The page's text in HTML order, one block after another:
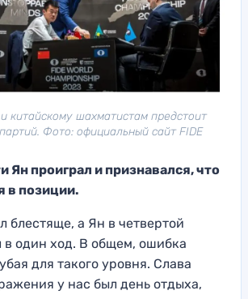
китайскому шахматистам предстоит
Фото: официальный сайт FIDE
Ян проиграл и признавался, что
в позиции.
блестяще, а Ян в четвертой
в один ход. В общем, ошибка
я для такого уровня. Слава
у нас был день отдыха,